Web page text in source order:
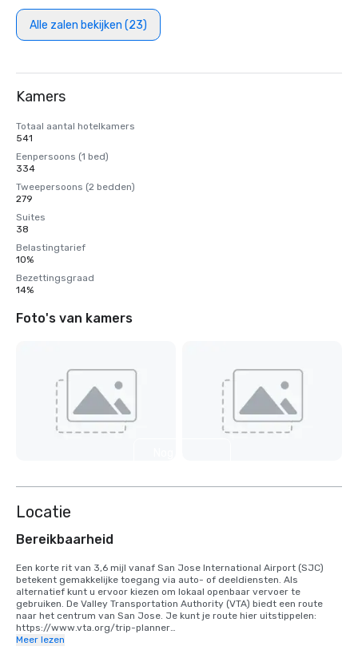
Alle zalen bekijken (23)
Kamers
Totaal aantal hotelkamers
541
Eenpersoons (1 bed)
334
Tweepersoons (2 bedden)
279
Suites
38
Belastingtarief
10%
Bezettingsgraad
14%
Foto's van kamers
Locatie
Bereikbaarheid
Een korte rit van 3,6 mijl vanaf San Jose International Airport (SJC)
betekent gemakkelijke toegang via auto- of deeldiensten. Als
alternatief kunt u ervoor kiezen om lokaal openbaar vervoer te
gebruiken. De Valley Transportation Authority (VTA) biedt een route
naar het centrum van San Jose. Je kunt je route hier uitstippelen:
https://www.vta.org/trip-planner
Meer lezen